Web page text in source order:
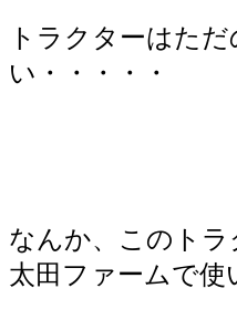
トラクターはた
い・・・・・
なんか、このトラ
太田ファームで使